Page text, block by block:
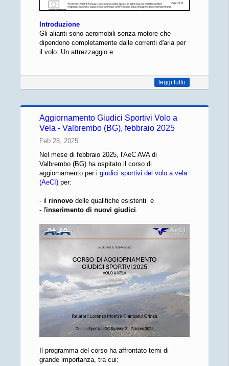
Introduzione
Gli alianti sono aeromobili senza motore che
dipendono completamente dalle correnti d'aria per
il volo. Un attrezzaggio e
leggi tutto
Aggiornamento Giudici Sportivi Volo a
Vela - Valbrembo (BG), febbraio 2025
Feb 28, 2025
Nel mese di febbraio 2025, l'AeC AVA di
Valbrembo (BG) ha ospitato il corso di
aggiornamento per i giudici sportivi del volo a vela
(AeCI)per:
- il rinnovodelle qualifiche esistenti e
- l'inserimento di nuovi giudici.
Il programma del corso ha affrontato temi di
grande importanza, tra cui: